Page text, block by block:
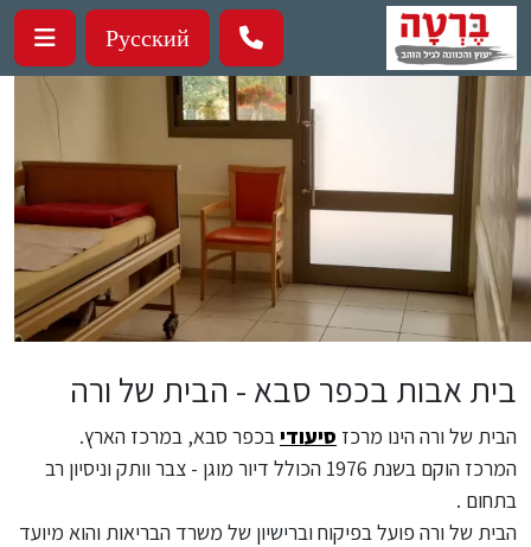
דילוג לתוכן העיקרי
Русский
בית אבות בכפר סבא - הבית של ורה
הבית של ורה הינו מרכז סיעודי בכפר סבא, במרכז הארץ.
המרכז הוקם בשנת 1976 הכולל דיור מוגן - צבר וותק וניסיון רב
בתחום .
הבית של ורה פועל בפיקוח וברישיון של משרד הבריאות והוא מיועד